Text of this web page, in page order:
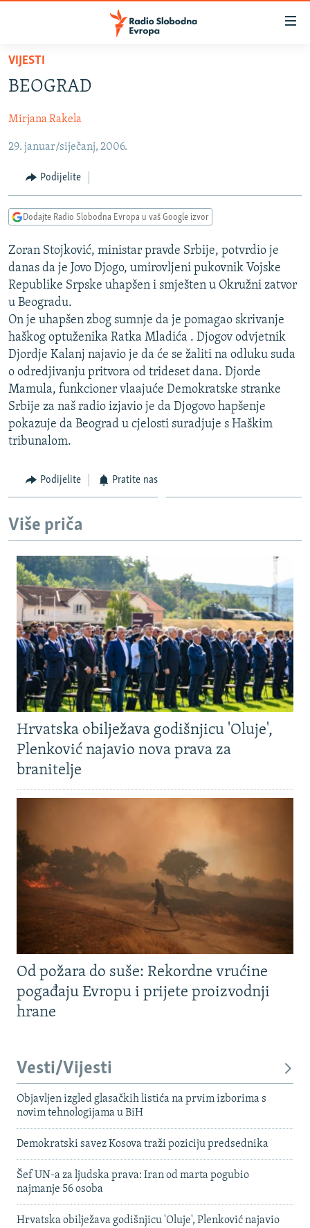
Pređite
glavni
Pređite
na
navigaciju
Pređite
na
pretragu
SRBIJA
KOSOVO
CRNA GORA
VIZUELNO
VIDEO
FOTOGALERIJE
INFOGRAFIKE
PODCASTI
RAT U UKRAJINI
KINA NA BALKANU
RSE PRIČE IZ SVIJETA
ISPRIČAJ MI
DNEVNO@RSE
SPECIJALI RSE
VIŠE OD NASLOVA
GENOCID U SREBRENICI
TV LIBERTY
POST SCRIPTUM
MOJA EVROPA
SVE KARTE DEJTONA
NASTANAK I RASPAD JUGOSLAVIJE
PRATITE NAS
Sve RFE/RL stranice
VIJESTI
BEOGRAD
Mirjana Rakela
29. januar/siječanj, 2006.
Podijelite
Dodajte Radio Slobodna Evropa u vaš Google izvor
Zoran Stojković, ministar pravde Srbije, potvrdio je
danas da je Jovo Djogo, umirovljeni pukovnik Vojske
Republike Srpske uhapšen i smješten u Okružni zatvor
u Beogradu.
On je uhapšen zbog sumnje da je pomagao skrivanje
haškog optuženika Ratka Mladića . Djogov odvjetnik
Djordje Kalanj najavio je da će se žaliti na odluku suda
o odredjivanju pritvora od trideset dana. Djorde
Mamula, funkcioner vlaajuće Demokratske stranke
Srbije za naš radio izjavio je da Djogovo hapšenje
pokazuje da Beograd u cjelosti suradjuje s Haškim
tribunalom.
Podijelite Pratite nas
Više priča
Hrvatska obilježava godišnjicu 'Oluje',
Plenković najavio nova prava za
branitelje
Od požara do suše: Rekordne vrućine
pogađaju Evropu i prijete proizvodnji
hrane
Vesti/Vijesti
Objavljen izgled glasačkih listića na prvim izborima s
novim tehnologijama u BiH
Demokratski savez Kosova traži poziciju predsednika
Šef UN-a za ljudska prava: Iran od marta pogubio
najmanje 56 osoba
Hrvatska obilježava godišnjicu 'Oluje', Plenković najavio